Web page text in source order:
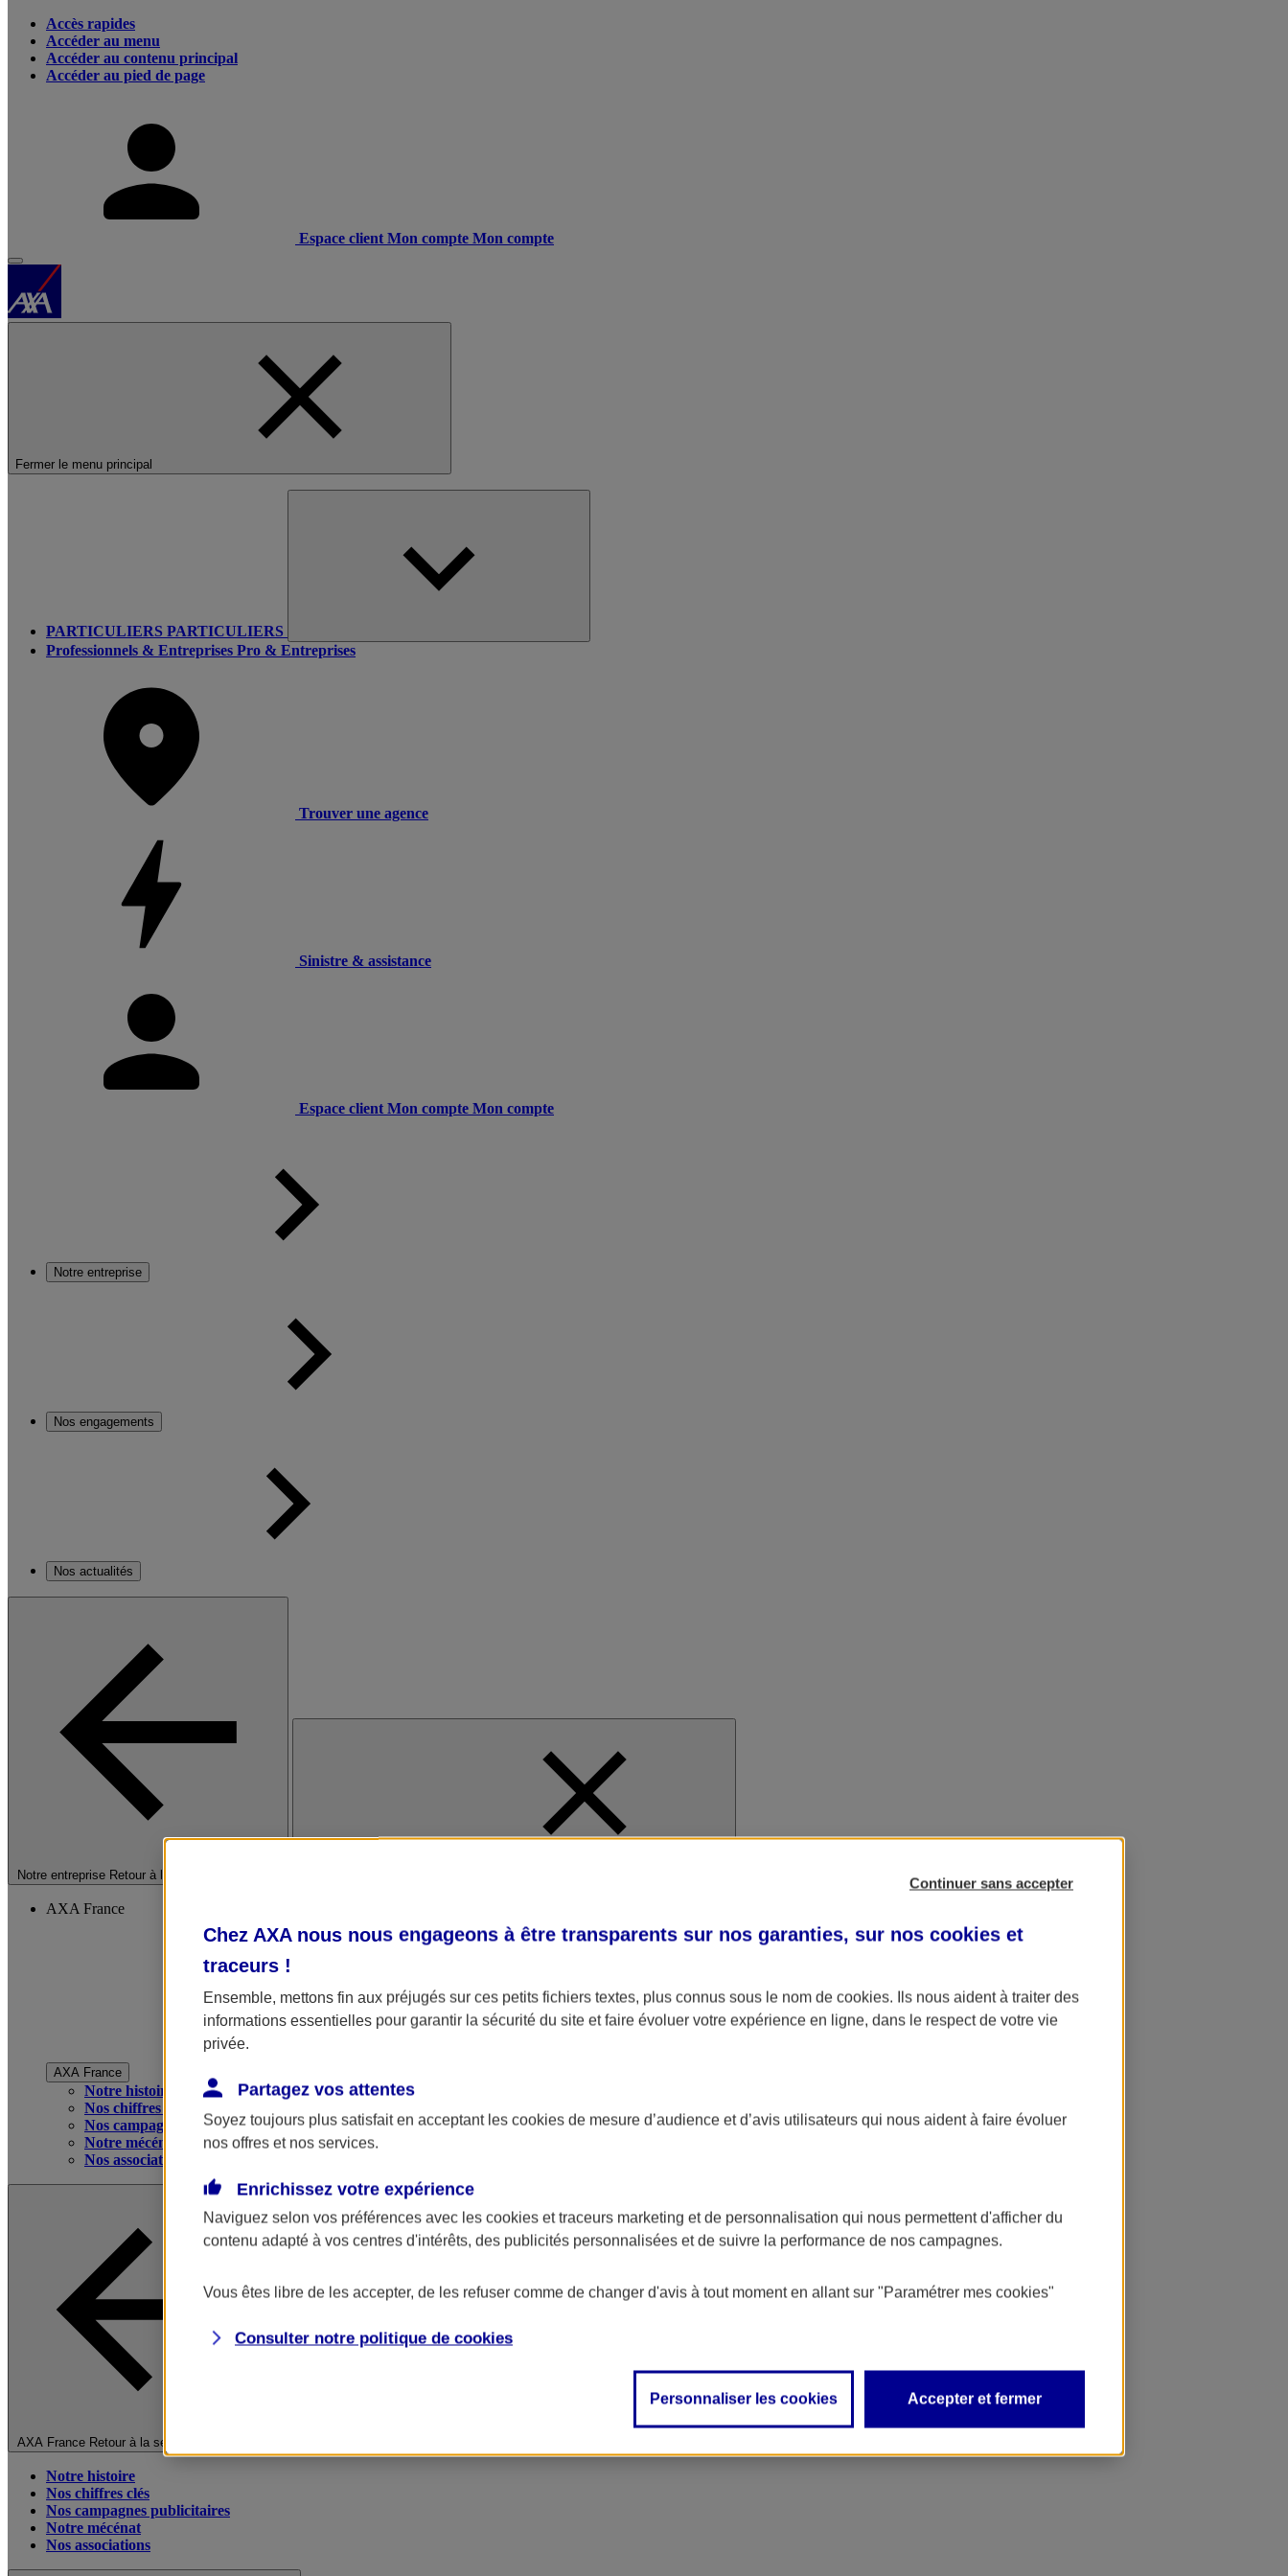
Accès rapides
Accéder au menu
Accéder au contenu principal
Accéder au pied de page
Espace client Mon compte Mon compte
Fermer le menu principal
PARTICULIERS PARTICULIERS
Professionnels & Entreprises Pro & Entreprises
Trouver une agence
Sinistre & assistance
Espace client Mon compte Mon compte
Notre entreprise
Nos engagements
Nos actualités
Notre entreprise Retour à la section précédente
AXA France
AXA France
Notre histoire
Nos chiffres clés
Nos campagnes publicitaires
Notre mécénat
Nos associations
AXA France Retour à la section précédente
Notre histoire
Nos chiffres clés
Nos campagnes publicitaires
Notre mécénat
Nos associations
Continuer sans accepter
Chez AXA nous nous engageons à être transparents sur nos garanties, sur nos cookies et
traceurs !
Ensemble, mettons fin aux préjugés sur ces petits fichiers textes, plus connus sous le nom de cookies. Ils nous aident à traiter des
informations essentielles pour garantir la sécurité du site et faire évoluer votre expérience en ligne, dans le respect de votre vie
privée.
Partagez vos attentes
Soyez toujours plus satisfait en acceptant les cookies de mesure d’audience et d’avis utilisateurs qui nous aident à faire évoluer
nos offres et nos services.
Enrichissez votre expérience
Naviguez selon vos préférences avec les cookies et traceurs marketing et de personnalisation qui nous permettent d'afficher du
contenu adapté à vos centres d'intérêts, des publicités personnalisées et de suivre la performance de nos campagnes.
Vous êtes libre de les accepter, de les refuser comme de changer d'avis à tout moment en allant sur "Paramétrer mes cookies"
Consulter notre politique de cookies
Personnaliser les cookies Accepter et fermer